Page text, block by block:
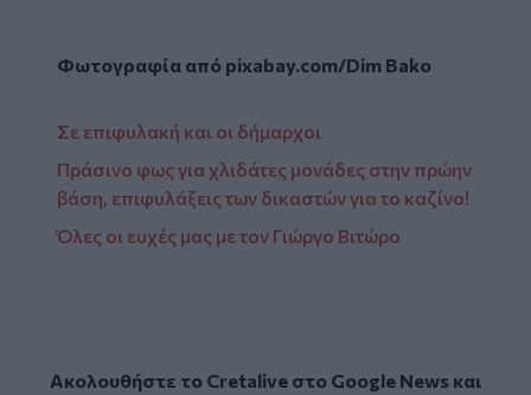
Φωτογραφία από pixabay.com/Dim Bako
Σε επιφυλακή και οι δήμαρχοι
Πράσινο φως για χλιδάτες μονάδες στην πρώην
βάση, επιφυλάξεις των δικαστών για το καζίνο!
Όλες οι ευχές μας με τον Γιώργο Βιτώρο
Ακολουθήστε το Cretalive στο Google Newsκαι